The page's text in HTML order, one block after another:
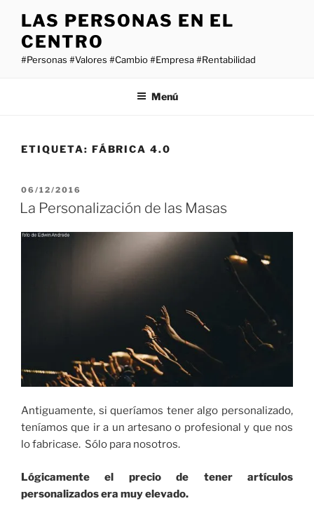
contenido
LAS PERSONAS EN EL
CENTRO
#Personas #Valores #Cambio #Empresa #Rentabilidad
Menú
ETIQUETA: FÁBRICA 4.0
PUBLICADO
EL
06/12/2016
La Personalización de las Masas
Antiguamente, si queríamos tener algo personalizado,
teníamos que ir a un artesano o profesional y que nos
lo fabricase. Sólo para nosotros.
Lógicamente el precio de tener artículos
personalizados era muy elevado.